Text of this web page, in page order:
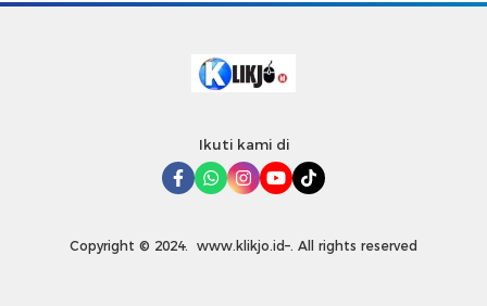
Ikuti kami di
Copyright © 2024. www.klikjo.id–. All rights reserved